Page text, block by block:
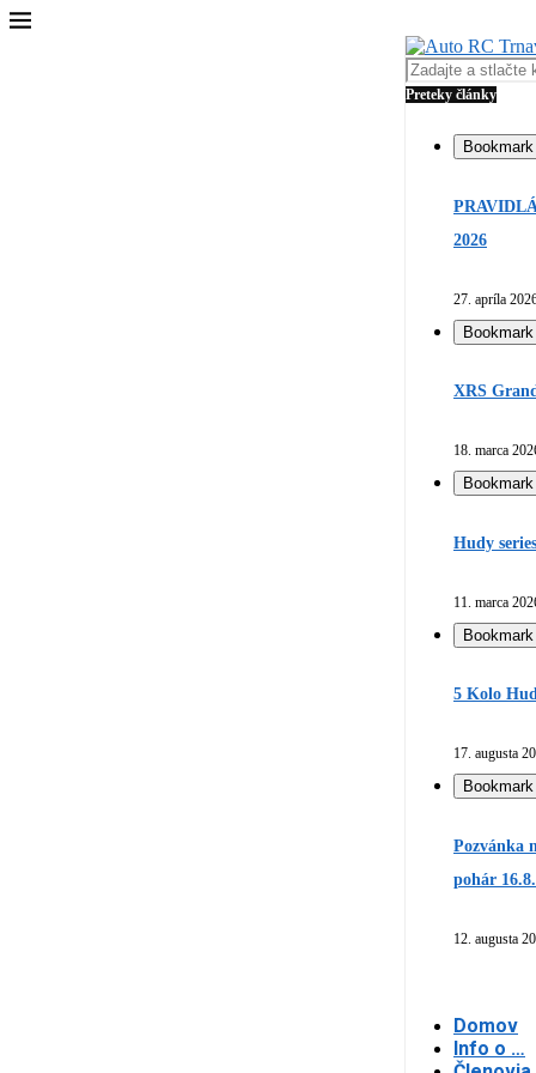
Preteky články
Bookmark
2026
27. apríla
Bookmark
XRS
18. marca
Bookmark
Hudy
11. marca
Bookmark
5 Kolo
17. augusta
Bookmark
Pozvánka
pohár
12. augusta
Domov
Info o …